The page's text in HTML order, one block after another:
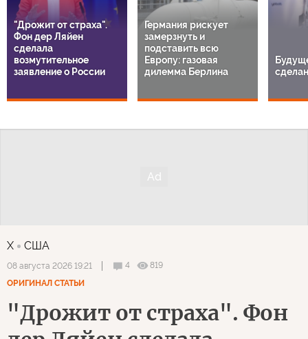
"Дрожит от страха".
Фон дер Ляйен
сделала
возмутительное
заявление о России
Германия рискует
замерзнуть и
подставить всю
Европу: газовая
дилемма Берлина
X США
08 августа 2026 19:21 4
819
ОРИГИНАЛ СТАТЬИ
"Дрожит от страха". Фон